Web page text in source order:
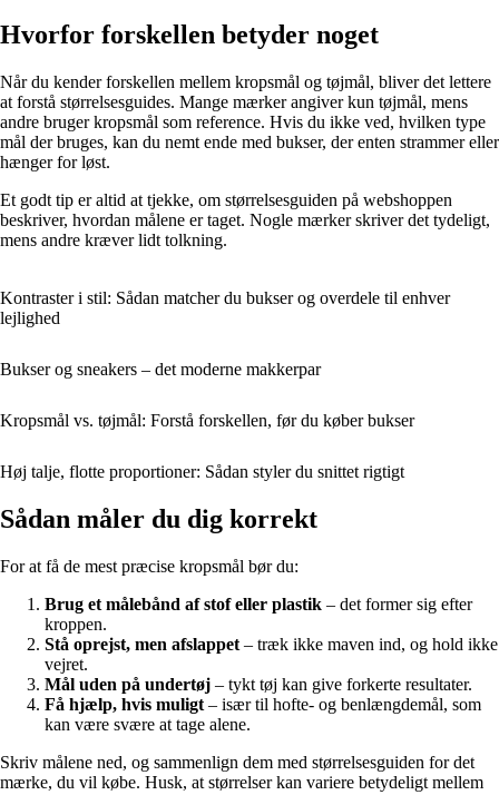
Hvorfor forskellen betyder noget
Når du kender forskellen mellem kropsmål og tøjmål, bliver det lettere
at forstå størrelsesguides. Mange mærker angiver kun tøjmål, mens
andre bruger kropsmål som reference. Hvis du ikke ved, hvilken type
mål der bruges, kan du nemt ende med bukser, der enten strammer eller
hænger for løst.
Et godt tip er altid at tjekke, om størrelsesguiden på webshoppen
beskriver, hvordan målene er taget. Nogle mærker skriver det tydeligt,
mens andre kræver lidt tolkning.
Kontraster i stil: Sådan matcher du bukser og overdele til enhver
lejlighed
Bukser og sneakers – det moderne makkerpar
Kropsmål vs. tøjmål: Forstå forskellen, før du køber bukser
Høj talje, flotte proportioner: Sådan styler du snittet rigtigt
Sådan måler du dig korrekt
For at få de mest præcise kropsmål bør du:
Brug et målebånd af stof eller plastik – det former sig efter
kroppen.
Stå oprejst, men afslappet – træk ikke maven ind, og hold ikke
vejret.
Mål uden på undertøj – tykt tøj kan give forkerte resultater.
Få hjælp, hvis muligt – især til hofte- og benlængdemål, som
kan være svære at tage alene.
Skriv målene ned, og sammenlign dem med størrelsesguiden for det
mærke, du vil købe. Husk, at størrelser kan variere betydeligt mellem